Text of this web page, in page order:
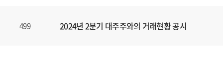
499 2024년 2분기 대주주와의 거래현황 공시